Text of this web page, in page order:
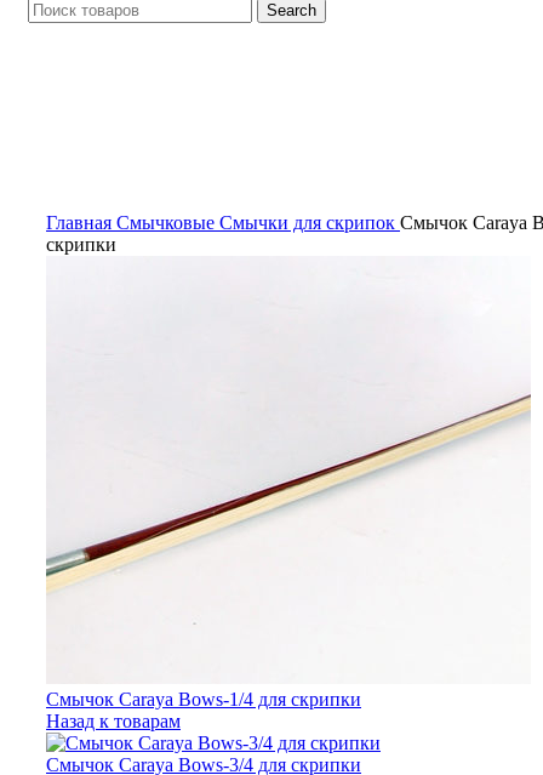
Search
Главная Смычковые Смычки для скрипок Смычок Carayа
скрипки
Смычок Carayа Bows-1/4 для скрипки
Назад к товарам
Смычок Carayа Bows-3/4 для скрипки